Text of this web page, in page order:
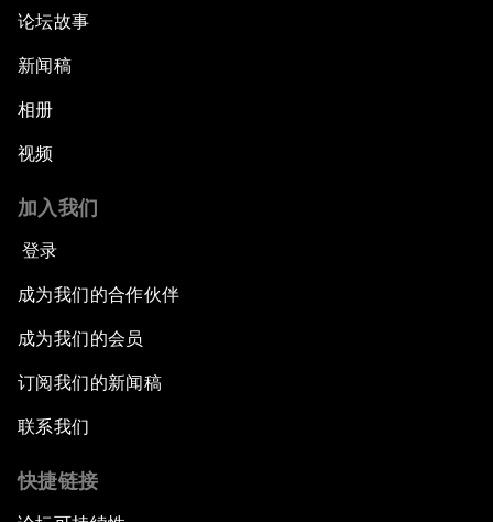
论坛故事
新闻稿
相册
视频
加入我们
登录
成为我们的合作伙伴
成为我们的会员
订阅我们的新闻稿
联系我们
快捷链接